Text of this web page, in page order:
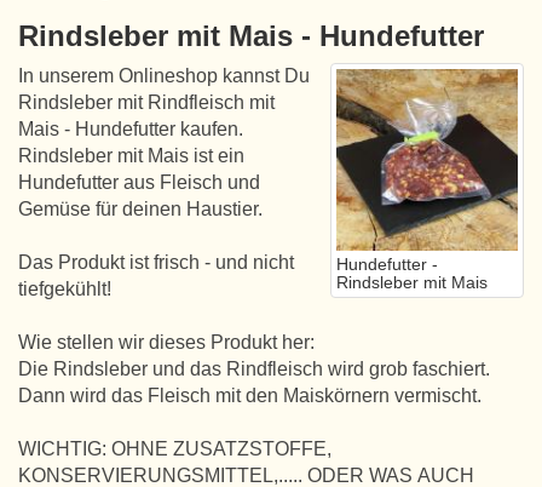
Rindsleber mit Mais - Hundefutter
Hundefutter -
Rindsleber mit Mais
In unserem Onlineshop kannst Du
Rindsleber mit Rindfleisch mit
Mais - Hundefutter kaufen.
Rindsleber mit Mais ist ein
Hundefutter aus Fleisch und
Gemüse für deinen Haustier.
Das Produkt ist frisch - und nicht
tiefgekühlt!
Wie stellen wir dieses Produkt her:
Die Rindsleber und das Rindfleisch wird grob faschiert.
Dann wird das Fleisch mit den Maiskörnern vermischt.
WICHTIG: OHNE ZUSATZSTOFFE,
KONSERVIERUNGSMITTEL,..... ODER WAS AUCH